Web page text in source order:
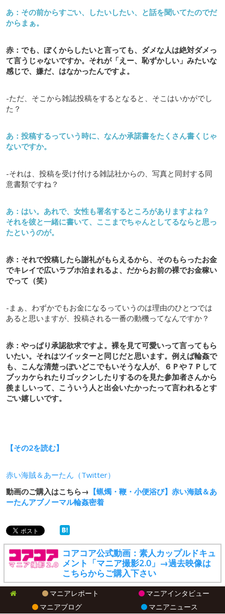
あ：その前からすごい、したいしたい、と話を聞いてたのでだ
からまぁ。
赤：でも、ぼくからしたいと言っても、ダメな人は絶対ダメっ
て言うじゃないですか。それが「えー、恥ずかしい」みたいな
感じで、嫌だ、はなかったんですよ。
-ただ、そこから雑誌投稿をするとなると、そこはいかがでし
た？
あ：投稿するっていう時に、なんか承諾書をたくさん書くじゃ
ないですか。
-それは、投稿を受け付ける雑誌社からの、写真と同封する同
意書類ですね？
あ：はい。あれで、女性も署名するところがありますよね？
それを彼と一緒に書いて、ここまでちゃんとしてるならと思っ
たというのが。
赤：それで投稿したら謝礼がもらえるから、そのもらったお金
でキレイで広いラブホ泊まれるよ、だからお前の裸でお金稼い
でって（笑）
-まぁ、わずかでもお金になるっていうのは理由のひとつでは
あると思いますが、投稿される一番の動機ってなんですか？
赤：やっぱり承認欲求ですよ。裸を見て可愛いって言ってもら
いたい。それはツイッターと同じだと思います。例えば輪姦で
も、こんな清楚っぽいどこでもいそうな人が、６Ｐや７Ｐして
ブッカケられたりゴックンしたりするのを見た参加者さんから
羨ましいって、こういう人と出会いたかったって言われるとす
ごい嬉しいです。
【その2を読む】
赤い海賊＆あーたん（Twitter）
動画のご購入はこちら→ 【蝋燭・鞭・小便浴び】赤い海賊＆あ
ーたんアブノーマル輪姦密着
コアコア公式動画：素人カップルドキュ
メント「マニア撮影2.0」→過去映像は
こちらからご購入下さい
マニアレポート
マニアインタビュー
マニアブログ
マニアニュース